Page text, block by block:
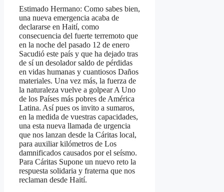
Estimado Hermano: Como sabes bien,
una nueva emergencia acaba de
declararse en Haití, como
consecuencia del fuerte terremoto que
en la noche del pasado 12 de enero
Sacudió este país y que ha dejado tras
de sí un desolador saldo de pérdidas
en vidas humanas y cuantiosos Daños
materiales. Una vez más, la fuerza de
la naturaleza vuelve a golpear A Uno
de los Países más pobres de América
Latina. Así pues os invito a sumaros,
en la medida de vuestras capacidades,
una esta nueva llamada de urgencia
que nos lanzan desde la Cáritas local,
para auxiliar kilómetros de Los
damnificados causados por el seísmo.
Para Cáritas Supone un nuevo reto la
respuesta solidaria y fraterna que nos
reclaman desde Haití.